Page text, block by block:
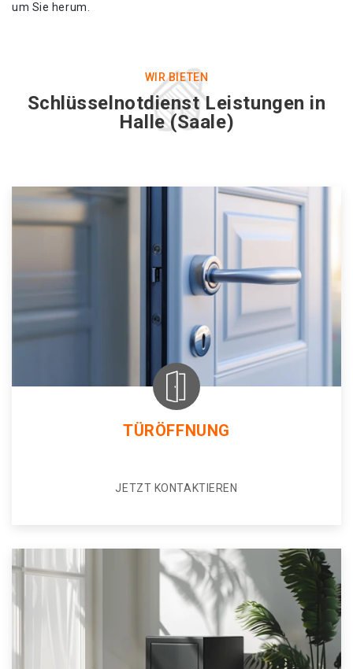
um Sie herum.
WIR BIETEN
Schlüsselnotdienst Leistungen in
Halle (Saale)
TÜRÖFFNUNG
JETZT KONTAKTIEREN